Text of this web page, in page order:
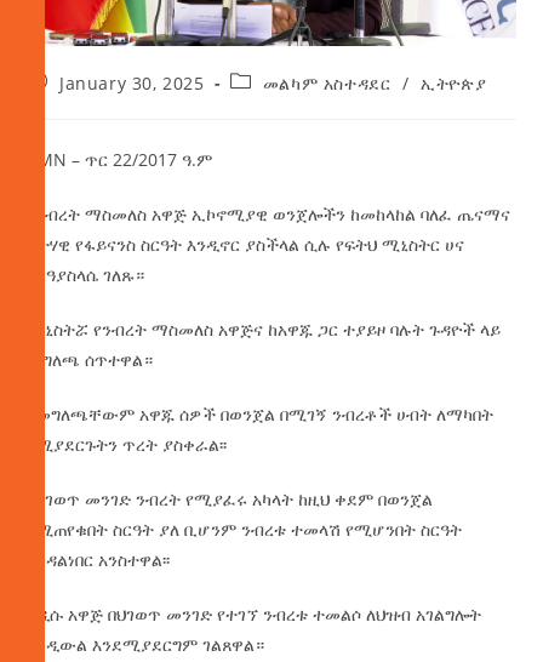
January 30, 2025 መልካም አስተዳደር / ኢትዮጵያ
AMN – ጥር 22/2017 ዓ.ም
የንብረት ማስመለስ አዋጅ ኢኮኖሚያዊ ወንጀሎችን ከመከላከል ባለፈ ጤናማና
ፍትሃዊ የፋይናንስ ስርዓት እንዲኖር ያስችላል ሲሉ የፍትህ ሚኒስትር ሀና
አርዓያስላሴ ገለጹ።
ሚኒስትሯ የንብረት ማስመለስ አዋጅና ከአዋጁ ጋር ተያይዞ ባሉት ጉዳዮች ላይ
መግለጫ ሰጥተዋል።
በመግለጫቸውም አዋጁ ሰዎች በወንጀል በሚገኝ ንብረቶች ሀብት ለማካበት
የሚያደርጉትን ጥረት ያስቀራል፡፡
በህገወጥ መንገድ ንብረት የሚያፈሩ አካላት ከዚህ ቀደም በወንጀል
የሚጠየቁበት ስርዓት ያለ ቢሆንም ንብረቱ ተመላሽ የሚሆንበት ስርዓት
እንዳልነበር አንስተዋል፡፡
አዲሱ አዋጅ በህገወጥ መንገድ የተገኘ ንብረቱ ተመልሶ ለህዝብ አገልግሎት
እንዲውል እንደሚያደርግም ገልጸዋል።